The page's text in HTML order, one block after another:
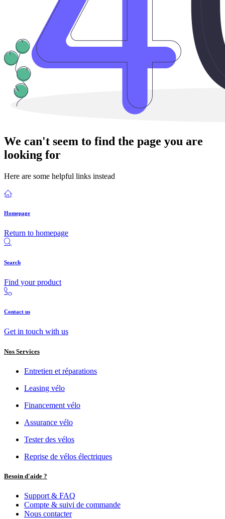
We can't seem to find the page you are
looking for
Here are some helpful links instead
Homepage
Return to homepage
Search
Find your product
Contact us
Get in touch with us
Nos Services
Entretien et réparations
Leasing vélo
Financement vélo
Assurance vélo
Tester des vélos
Reprise de vélos électriques
Besoin d'aide ?
Support & FAQ
Compte & suivi de commande
Nous contacter